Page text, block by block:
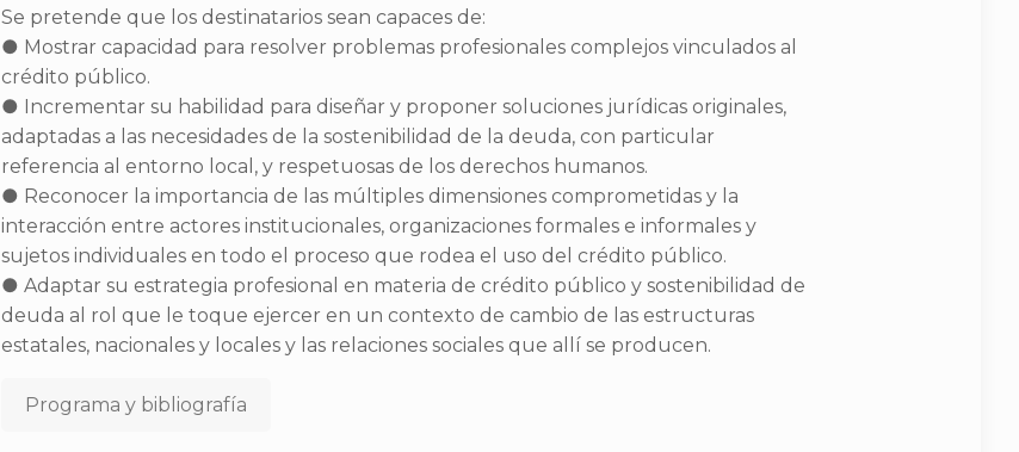
Se pretende que los destinatarios sean capaces de:
● Mostrar capacidad para resolver problemas profesionales complejos vinculados al
crédito público.
● Incrementar su habilidad para diseñar y proponer soluciones jurídicas originales,
adaptadas a las necesidades de la sostenibilidad de la deuda, con particular
referencia al entorno local, y respetuosas de los derechos humanos.
● Reconocer la importancia de las múltiples dimensiones comprometidas y la
interacción entre actores institucionales, organizaciones formales e informales y
sujetos individuales en todo el proceso que rodea el uso del crédito público.
● Adaptar su estrategia profesional en materia de crédito público y sostenibilidad de
deuda al rol que le toque ejercer en un contexto de cambio de las estructuras
estatales, nacionales y locales y las relaciones sociales que allí se producen.
Programa y bibliografía